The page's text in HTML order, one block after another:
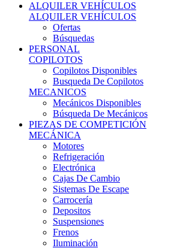
ALQUILER VEHÍCULOS
ALQUILER VEHÍCULOS
Ofertas
Búsquedas
PERSONAL
COPILOTOS
Copilotos Disponibles
Busqueda De Copilotos
MECANICOS
Mecánicos Disponibles
Búsqueda De Mecánicos
PIEZAS DE COMPETICIÓN
MECÁNICA
Motores
Refrigeración
Electrónica
Cajas De Cambio
Sistemas De Escape
Carrocería
Depositos
Suspensiones
Frenos
Iluminación